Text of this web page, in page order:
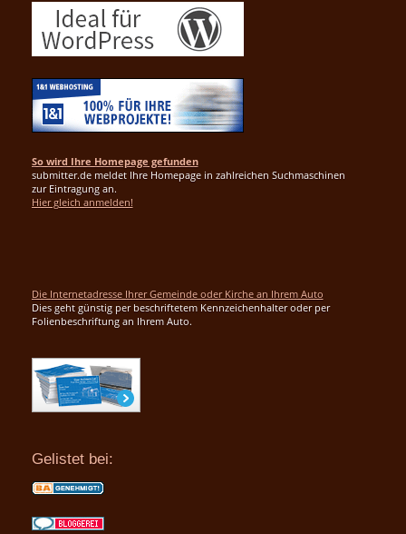
So wird Ihre Homepage gefunden
submitter.de meldet Ihre Homepage in zahlreichen Suchmaschinen
zur Eintragung an.
Hier gleich anmelden!
Die Internetadresse Ihrer Gemeinde oder Kirche an Ihrem Auto
Dies geht günstig per beschriftetem Kennzeichenhalter oder per
Folienbeschriftung an Ihrem Auto.
Gelistet bei: